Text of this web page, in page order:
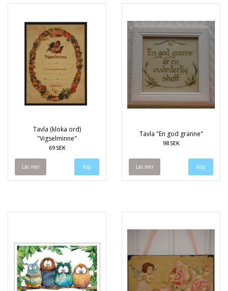
Tavla (kloka ord)
"Vigselminne"
69 SEK
Läs mer
Tavla "En god granne"
98 SEK
Läs mer